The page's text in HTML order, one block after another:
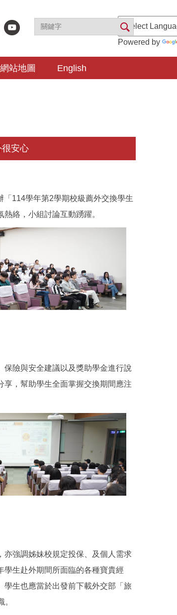
Powered by
網站地圖 English
很安心
114學年第2學期校級薦外交換學生
絡，小組討論互動踴躍。
險與安全建議以及獎助學金進行說
，幫助學生全面掌握交換期間應注
亦強調姊妹校規定投保、及個人需求
學生赴外期間所面臨的各種寶貴經
生也應當於出發前下載外交部「旅